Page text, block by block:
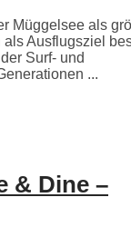
Müggelsee als
Ausflugsziel
Surf- und
...
& Dine –